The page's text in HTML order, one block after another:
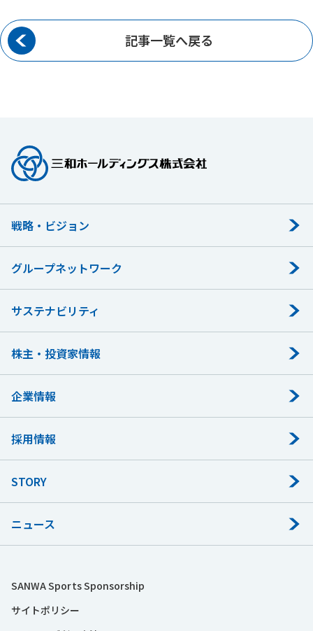
記事一覧へ戻る
戦略・ビジョン
グループネットワーク
サステナビリティ
株主・投資家情報
企業情報
採用情報
STORY
ニュース
SANWA Sports Sponsorship
サイトポリシー